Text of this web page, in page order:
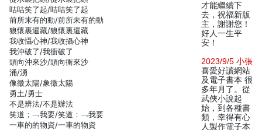
咕咕笑了起/咭咭笑了起
前所末有的動/前所未有的動
狼懷裹還藏/狼懷裏還藏
我收懾心神/我收攝心神
我沖破了/我衝破了
頭向沖來沙/頭向衝來沙
涌/湧
像徵太陽/象徵太陽
勇土/勇士
不是辨法/不是辦法
笑道；﹁我要/笑道：﹁我要
一車的的物資/一車的物資
才能繼續下
去，祝福新版
主，謝謝您！
好人一生平
安！
2023/9/5 小張
喜愛好讀網站
及電子書本 很
多年月了。從
武俠小說起
始，到各種書
類，幸得有心
人製作電子本